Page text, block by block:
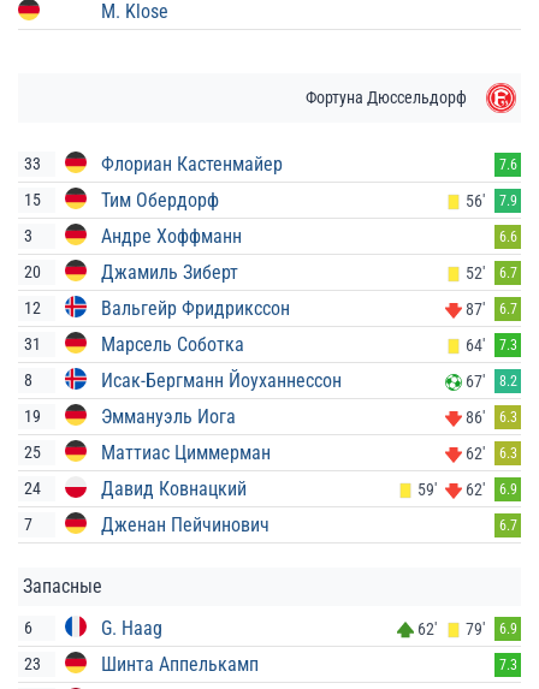
M. Klose
Фортуна Дюссельдорф
33 Флориан Кастенмайер 7.6
15 Тим Обердорф 56' 7.9
3 Андре Хоффманн 6.6
20 Джамиль Зиберт 52' 6.7
12 Вальгейр Фридрикссон 87' 6.7
31 Марсель Соботка 64' 7.3
8 Исак-Бергманн Йоуханнессон 67' 8.2
19 Эммануэль Иога 86' 6.3
25 Маттиас Циммерман 62' 6.3
24 Давид Ковнацкий 59' 62' 6.9
7 Дженан Пейчинович 6.7
Запасные
6 G. Haag 62' 79' 6.9
23 Шинта Аппелькамп 7.3